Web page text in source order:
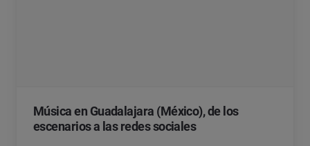
Música en Guadalajara (México), de los
escenarios a las redes sociales